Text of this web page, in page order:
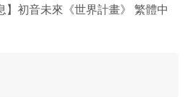
】初音未來《世界計畫》 繁體中